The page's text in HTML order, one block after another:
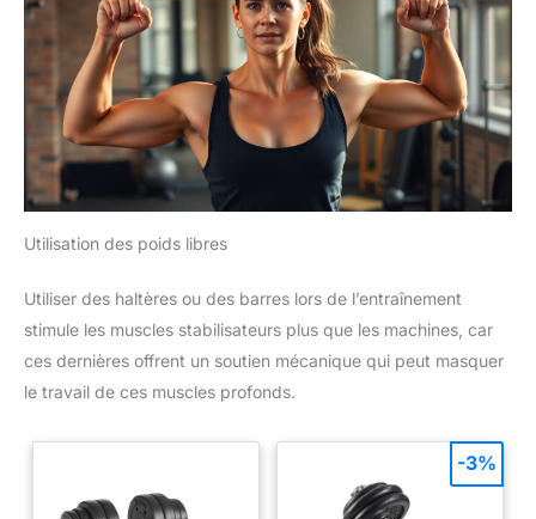
Utilisation des poids libres
Utiliser des haltères ou des barres lors de l’entraînement
stimule les muscles stabilisateurs plus que les machines, car
ces dernières offrent un soutien mécanique qui peut masquer
le travail de ces muscles profonds.
-3%